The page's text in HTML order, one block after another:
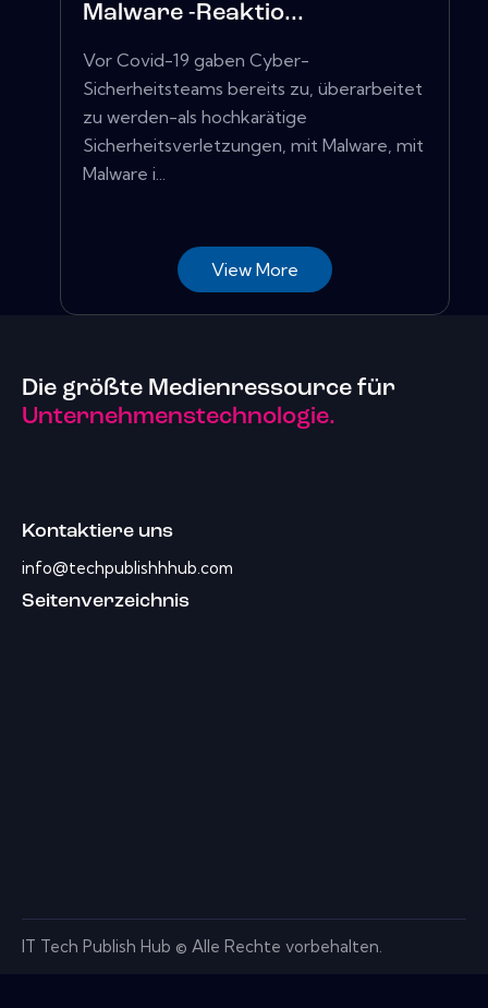
Malware -Reaktio...
Vor Covid-19 gaben Cyber-
Sicherheitsteams bereits zu, überarbeitet
zu werden-als hochkarätige
Sicherheitsverletzungen, mit Malware, mit
Malware i...
View More
Die größte Medienressource für
Unternehmenstechnologie.
Kontaktiere uns
info@techpublishhhub.com
Seitenverzeichnis
IT Tech Publish Hub © Alle Rechte vorbehalten.